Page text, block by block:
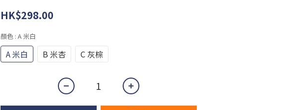
HK$298.00
顏色 : A 米白
A 米白 B 米杏 C 灰棕